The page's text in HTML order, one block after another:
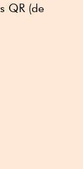
QR (de